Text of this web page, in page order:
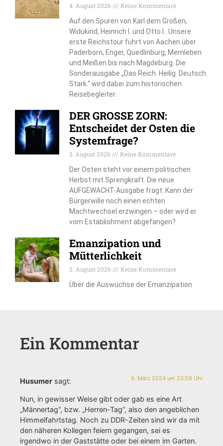
4. August 2026
Keine Kommentare
Auf den Spuren von Karl dem Großen,
Widukind, Heinrich I. und Otto I.: Unsere
erste Reichstour führt von Aachen über
Paderborn, Enger, Quedlinburg, Memleben
und Meißen bis nach Magdeburg. Die
Sonderausgabe „Das Reich. Heilig. Deutsch.
Stark.“ wird dabei zum historischen
Reisebegleiter.
DER GROSSE ZORN:
Entscheidet der Osten die
Systemfrage?
3. August 2026
Keine Kommentare
Der Osten steht vor einem politischen
Herbst mit Sprengkraft. Die neue
AUFGEWACHT-Ausgabe fragt: Kann der
Bürgerwille noch einen echten
Machtwechsel erzwingen – oder wird er
vom Establishment abgefangen?
Emanzipation und
Mütterlichkeit
2. August 2026
Keine Kommentare
Über die Auswüchse der Emanzipation
Ein Kommentar
Husumer sagt: 9. März 2024 um 23:59 Uhr
Nun, in gewisser Weise gibt oder gab es eine Art
„Männertag“, bzw. „Herren-Tag“, also den angeblichen
Himmelfahrtstag. Noch zu DDR-Zeiten sind wir da mit
den näheren Kollegen feiern gegangen, sei es
irgendwo in der Gaststätte oder bei einem im Garten.